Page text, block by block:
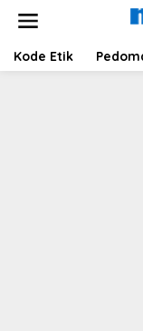
Kode Etik